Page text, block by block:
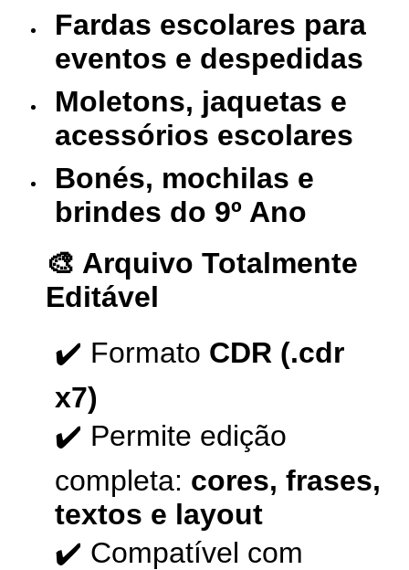
Fardas escolares para
eventos e despedidas
Moletons, jaquetas e
acessórios escolares
Bonés, mochilas e
brindes do 9º Ano
🎨 Arquivo Totalmente
Editável
✔️ Formato CDR (.cdr
x7)
✔️ Permite edição
completa: cores, frases,
textos e layout
✔️ Compatível com